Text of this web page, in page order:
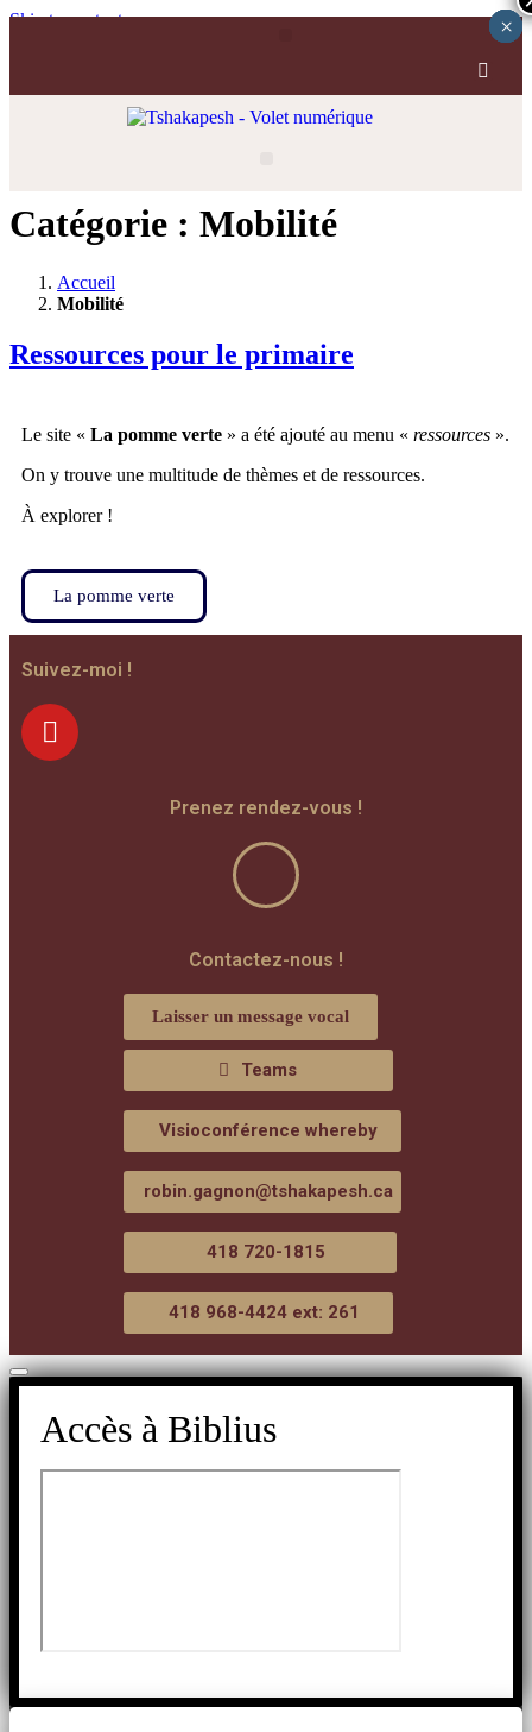
Skip to content
Catégorie : Mobilité
Accueil
Mobilité
Ressources pour le primaire
Le site « La pomme verte » a été ajouté au menu « ressources ».
On y trouve une multitude de thèmes et de ressources.
À explorer !
La pomme verte
Suivez-moi !
Prenez rendez-vous !
Contactez-nous !
Laisser un message vocal
Teams
Visioconférence whereby
robin.gagnon@tshakapesh.ca
418 720-1815
418 968-4424 ext: 261
Accès à Biblius
×
×
×
×
×